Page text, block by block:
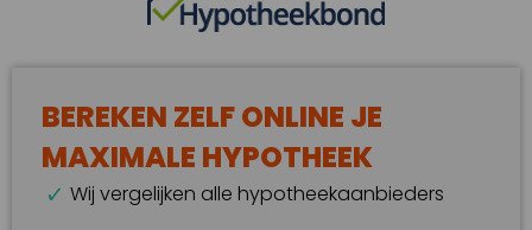
BEREKEN ZELF ONLINE JE
MAXIMALE HYPOTHEEK
Wij vergelijken alle hypotheekaanbieders